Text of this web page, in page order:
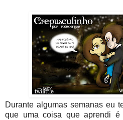
Durante algumas semanas eu
que uma coisa que aprendi